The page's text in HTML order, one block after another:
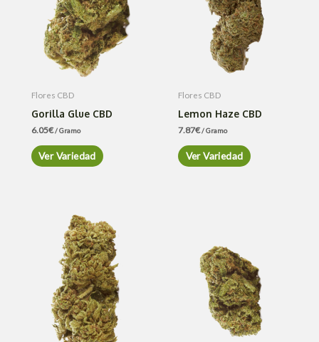
Flores CBD
Gorilla Glue CBD
6.05€/ Gramo
Ver Variedad
Flores CBD
Lemon Haze CBD
7.87€/ Gramo
Ver Variedad